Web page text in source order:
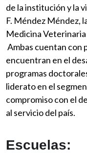
de la institución y la
F. Méndez Méndez,
Medicina
Ambas cuentan con
encuentran en el
programas
liderato en el
compromiso con el
al servicio del país.
Escuelas: